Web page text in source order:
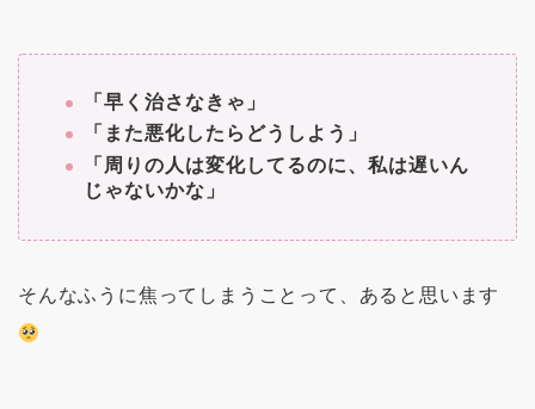
「早く治さなきゃ」
「また悪化したらどうしよう」
「周りの人は変化してるのに、私は遅いん
じゃないかな」
そんなふうに焦ってしまうことって、あると思います